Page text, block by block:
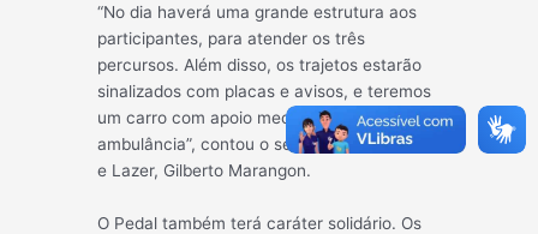
“No dia haverá uma grande estrutura aos
participantes, para atender os três
percursos. Além disso, os trajetos estarão
sinalizados com placas e avisos, e teremos
um carro com apoio mecânico e
ambulância”, contou o secretário de Esporte
e Lazer, Gilberto Marangon.
O Pedal também terá caráter solidário. Os